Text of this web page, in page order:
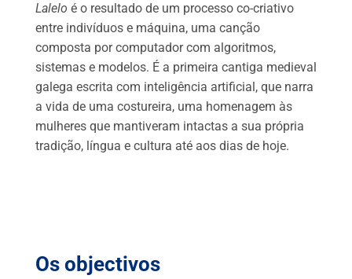
Lalelo é o resultado de um processo co-criativo
entre indivíduos e máquina, uma canção
composta por computador com algoritmos,
sistemas e modelos. É a primeira cantiga medieval
galega escrita com inteligência artificial, que narra
a vida de uma costureira, uma homenagem às
mulheres que mantiveram intactas a sua própria
tradição, língua e cultura até aos dias de hoje.
Os objectivos